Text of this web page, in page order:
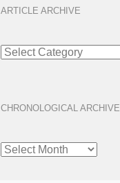
ARTICLE ARCHIVE
ARTICLE
ARCHIVE
CHRONOLOGICAL ARCHIVE
CHRONOLOGICAL
ARCHIVE